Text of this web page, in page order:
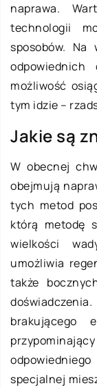
naprawa.
technologii
sposobów.
możliwość
tym idzie –
Jakie są
W obecnej
obejmują
tych metod
którą metodę
wielkości
umożliwia
także
brakującego
specjalnej